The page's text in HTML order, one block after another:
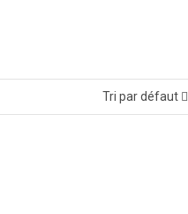
Tri par défaut